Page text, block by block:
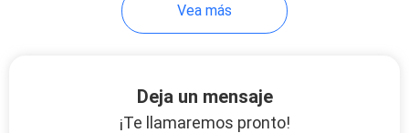
Malla del anillo del
Vea más
Deja un mensaje
¡Te llamaremos pronto!